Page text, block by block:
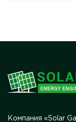
Компания «Solar